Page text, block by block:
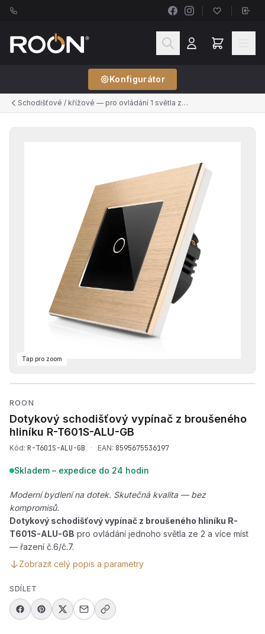
Konfigurátor
Schodišťové / křížové — pro ovládání 1 světla ze 2+ míst (řazení č.6, č.7)
Tap pro zoom
ROON
Dotykový schodišťový vypínač z broušeného
hliníku R-T601S-ALU-GB
Kód: R-T601S-ALU-GB · EAN: 8595675536197
Skladem – expedice do 24 hodin
Moderní bydlení na dotek. Skutečná kvalita — bez
kompromisů.
Dotykový schodišťový vypínač z broušeného hliníku R-
T601S-ALU-GB pro ovládání jednoho světla ze 2 a více míst
— řazení č.6/č.7.
Zobrazit celý popis a parametry
SDÍLET